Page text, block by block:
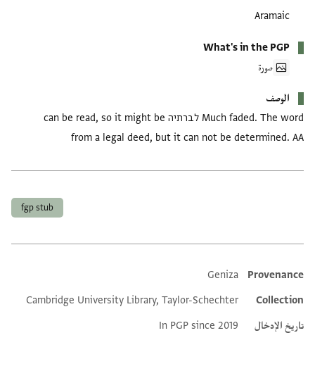
Aramaic
What's in the PGP
صورة
الوصف
Much faded. The word לברתיה can be read, so it might be
from a legal deed, but it can not be determined. AA
fgp stub
Additional metadata
Provenance
Geniza
Collection
Cambridge University Library, Taylor-Schechter
تاريخ الإدخال
In PGP since 2019